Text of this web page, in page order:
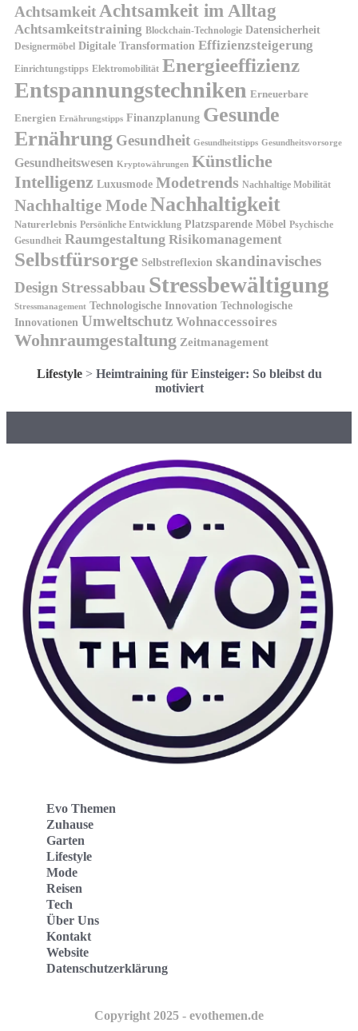
AchtsamkeitAchtsamkeit im Alltag
Achtsamkeitstraining Blockchain-Technologie Datensicherheit
Designermöbel Digitale Transformation Effizienzsteigerung
Einrichtungstipps Elektromobilität Energieeffizienz
Entspannungstechniken Erneuerbare
Energien Ernährungstipps Finanzplanung Gesunde
Ernährung Gesundheit Gesundheitstipps Gesundheitsvorsorge
Gesundheitswesen Kryptowährungen Künstliche
Intelligenz Luxusmode Modetrends Nachhaltige Mobilität
Nachhaltige ModeNachhaltigkeit
Naturerlebnis Persönliche Entwicklung Platzsparende Möbel Psychische
Gesundheit Raumgestaltung Risikomanagement
Selbstfürsorge Selbstreflexion skandinavisches
Design Stressabbau Stressbewältigung
Stressmanagement Technologische Innovation Technologische
Innovationen Umweltschutz Wohnaccessoires
Wohnraumgestaltung Zeitmanagement
Lifestyle> Heimtraining für Einsteiger: So bleibst du
motiviert
Evo Themen
Zuhause
Garten
Lifestyle
Mode
Reisen
Tech
Über Uns
Kontakt
Website
Datenschutzerklärung
Copyright 2025 - evothemen.de